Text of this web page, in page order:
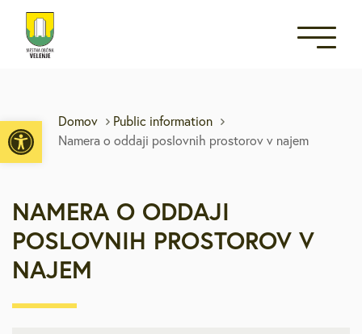
Open toolbar
Domov
Public information
Namera o oddaji poslovnih prostorov v najem
NAMERA O ODDAJI
POSLOVNIH PROSTOROV V
NAJEM